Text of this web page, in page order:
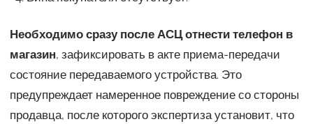
Необходимо сразу после АСЦ отнести телефон в
магазин, зафиксировать в акте приема-передачи
состояние передаваемого устройства. Это
предупреждает намеренное повреждение со стороны
продавца, после которого экспертиза установит, что